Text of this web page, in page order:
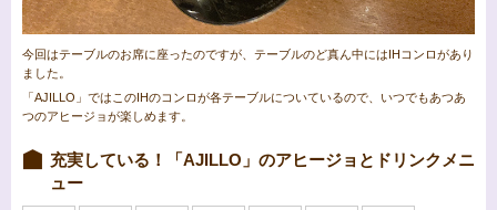
今回はテーブルのお席に座ったのですが、テーブルのど真ん中にはIHコンロがあり
ました。
「AJILLO」ではこのIHのコンロが各テーブルについているので、いつでもあつあ
つのアヒージョが楽しめます。
充実している！「AJILLO」のアヒージョとドリンクメニ
ュー